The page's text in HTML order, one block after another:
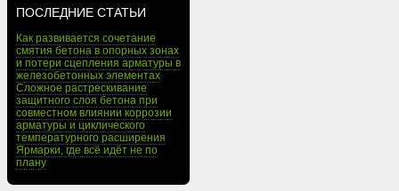
ПОСЛЕДНИЕ СТАТЬИ
Как развивается сочетание
смятия бетона в опорных зонах
и потери сцепления арматуры в
железобетонных элементах
Сложное растрескивание
защитного слоя бетона при
совместном влиянии коррозии
арматуры и циклического
температурного расширения
Ярмарки, где всё идёт не по
плану